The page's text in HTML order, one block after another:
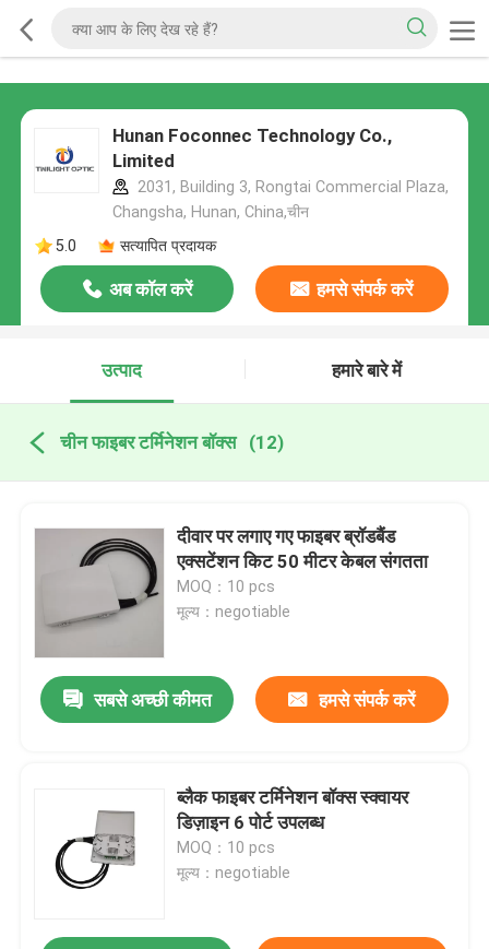
Hunan Foconnec Technology Co.,
Limited
2031, Building 3, Rongtai Commercial Plaza,
Changsha, Hunan, China,चीन
5.0
सत्यापित प्रदायक
अब कॉल करें हमसे संपर्क करें
उत्पाद हमारे बारे में
चीन फाइबर टर्मिनेशन बॉक्स (12)
दीवार पर लगाए गए फाइबर ब्रॉडबैंड
एक्सटेंशन किट 50 मीटर केबल संगतता
MOQ：10 pcs
मूल्य：negotiable
सबसे अच्छी कीमत हमसे संपर्क करें
ब्लैक फाइबर टर्मिनेशन बॉक्स स्क्वायर
डिज़ाइन 6 पोर्ट उपलब्ध
MOQ：10 pcs
मूल्य：negotiable